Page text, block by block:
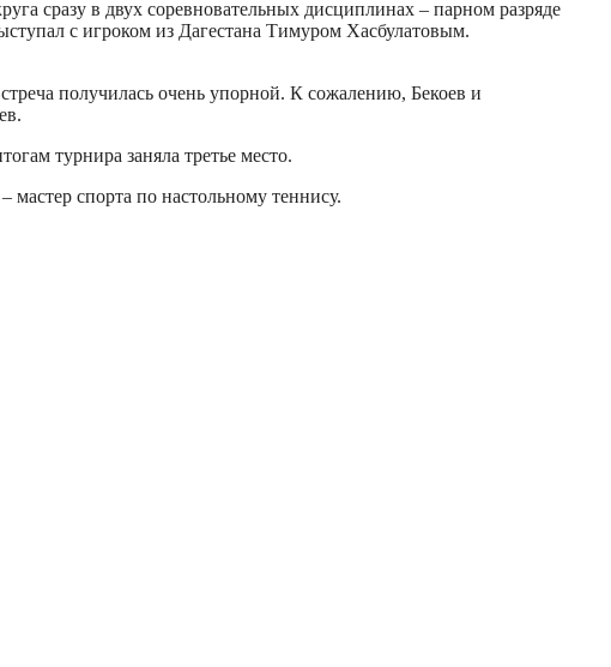
сразу в двух соревновательных дисциплинах – парном разряде
с игроком из Дагестана Тимуром Хасбулатовым.
получилась очень упорной. К сожалению, Бекоев и
турнира заняла третье место.
спорта по настольному теннису.